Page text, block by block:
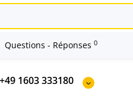
+49 1603 333180
Questions - Réponses 0